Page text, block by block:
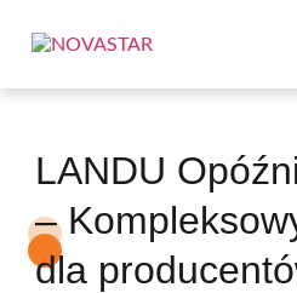
LANDU
–
dla